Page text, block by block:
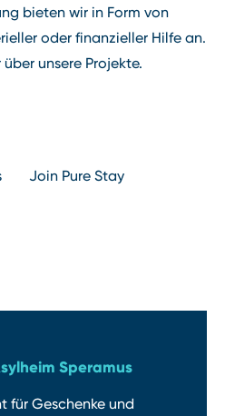
bieten wir in Form von
oder finanzieller Hilfe an.
über unsere Projekte.
Join Pure Stay
Speramus
für Geschenke und